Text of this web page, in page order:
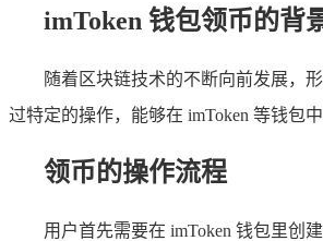
imToken 钱包领币的背
随着区块链技术的不断向前发展，
过特定的操作，能够在 imToken 等钱包
领币的操作流程
用户首先需要在 imToken 钱包里创